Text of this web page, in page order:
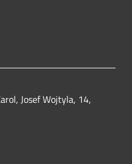
Josef Wojtyla, 14,